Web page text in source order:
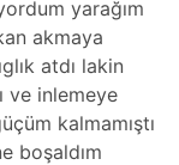
yarağım
akmaya
atdı lakin
ve inlemeye
kalmamıştı
boşaldım